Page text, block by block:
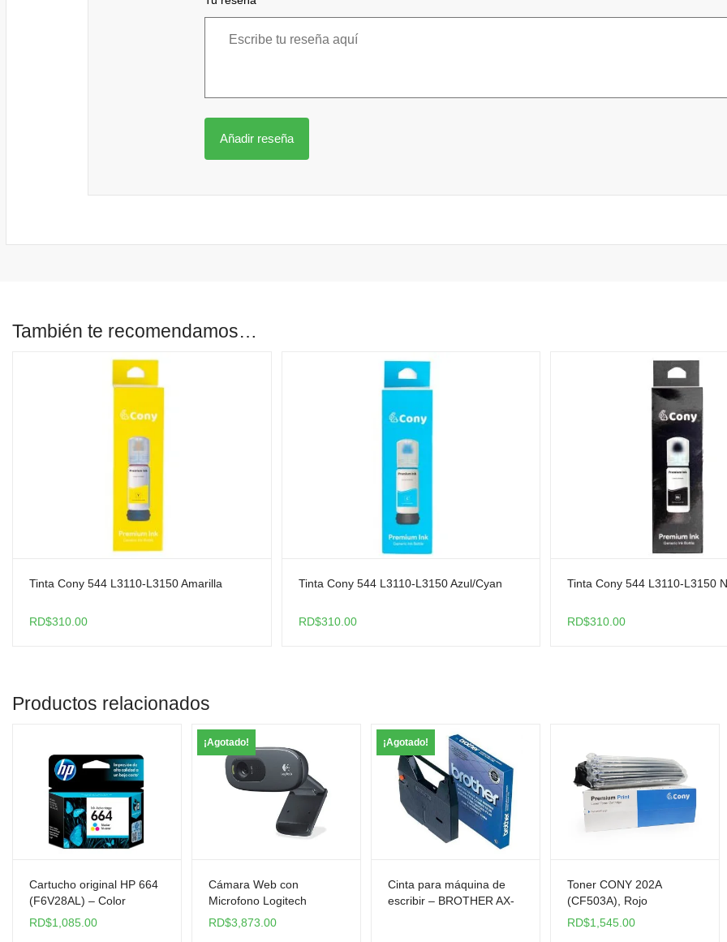
También te recomendamos…
Tinta Cony 544 L3110-L3150 Amarilla
RD$310.00
Tinta Cony 544 L3110-L3150 Azul/Cyan
RD$310.00
Tinta Cony 544 L3110-L3150
RD$310.00
Productos relacionados
Cartucho original HP 664
(F6V28AL) – Color
RD$1,085.00
¡Agotado!
Cámara Web con
Microfono Logitech
RD$3,873.00
¡Agotado!
Cinta para máquina de
escribir – BROTHER AX-
Toner CONY 202A
(CF503A), Rojo
(Magenta)
RD$1,545.00